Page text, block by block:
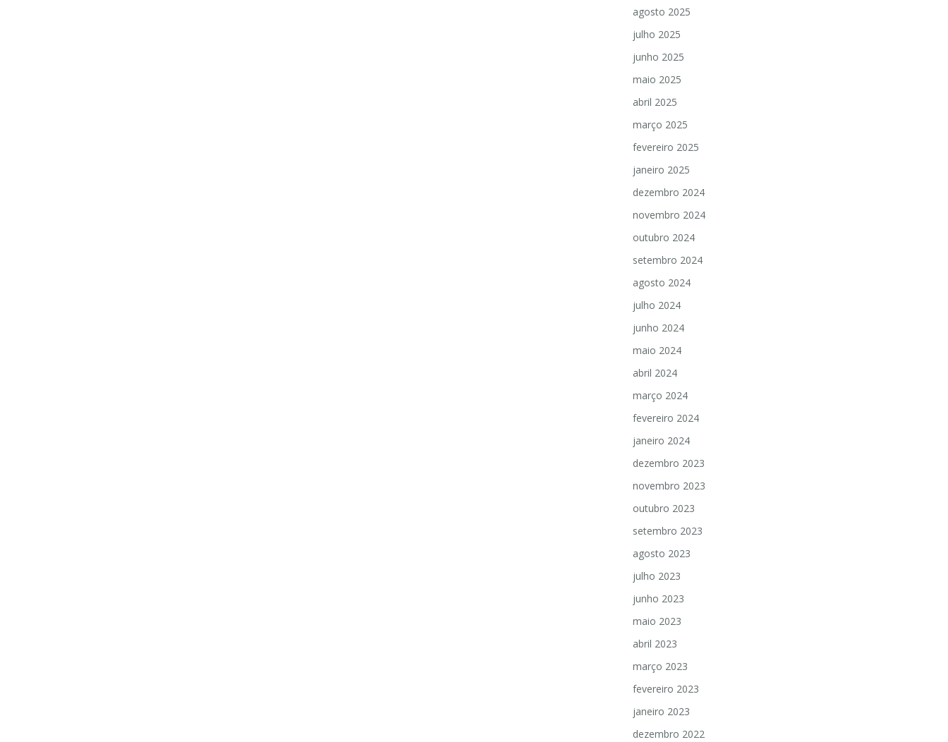
agosto 2025
julho 2025
junho 2025
maio 2025
abril 2025
março 2025
fevereiro 2025
janeiro 2025
dezembro 2024
novembro 2024
outubro 2024
setembro 2024
agosto 2024
julho 2024
junho 2024
maio 2024
abril 2024
março 2024
fevereiro 2024
janeiro 2024
dezembro 2023
novembro 2023
outubro 2023
setembro 2023
agosto 2023
julho 2023
junho 2023
maio 2023
abril 2023
março 2023
fevereiro 2023
janeiro 2023
dezembro 2022